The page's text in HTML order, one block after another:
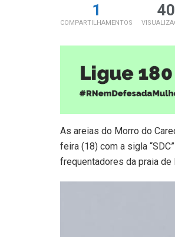
1
COMPARTILHAMENTOS
40
As areias do Morro do
feira (18) com a sigla
frequentadores da praia de